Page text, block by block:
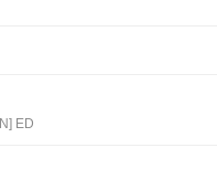
ED